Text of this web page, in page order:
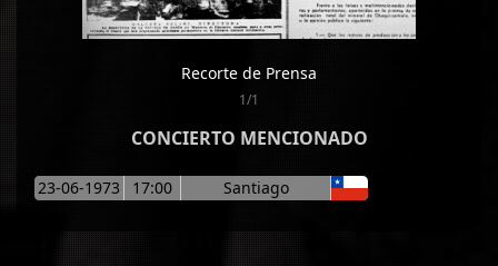
Recorte de Prensa
1/1
CONCIERTO MENCIONADO
23-06-1973 17:00 Santiago